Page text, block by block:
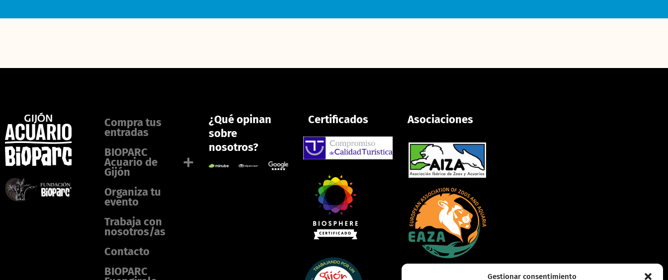
Gestionar consentimiento
Compra tus
entradas
BIOPARC
Acuario de
Gijón
Organiza tu
evento
Trabaja con
nosotros/as
Contacto
BIOPARC
¿Qué opinan
sobre
nosotros?
Certificados Asociaciones